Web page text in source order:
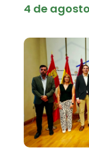
4 de